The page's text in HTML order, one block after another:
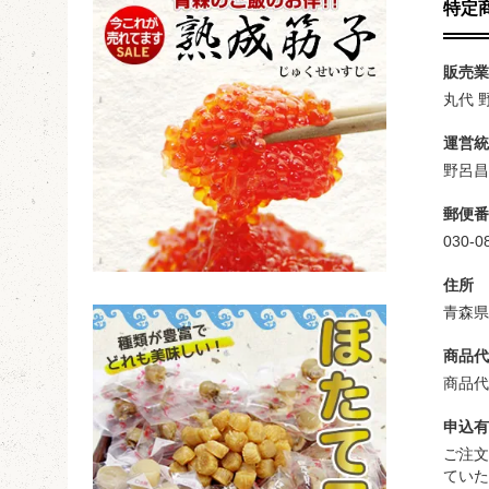
特定
販売
丸代
運営
野呂
郵便
030-
住所
青森
商品
商品
申込
ご注
てい